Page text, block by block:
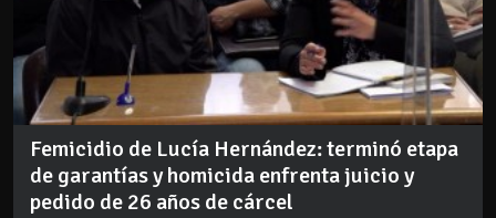
Femicidio de Lucía Hernández: terminó etapa
de garantías y homicida enfrenta juicio y
pedido de 26 años de cárcel